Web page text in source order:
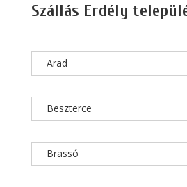
Szállás Erdély
Arad
Beszterce
Brassó